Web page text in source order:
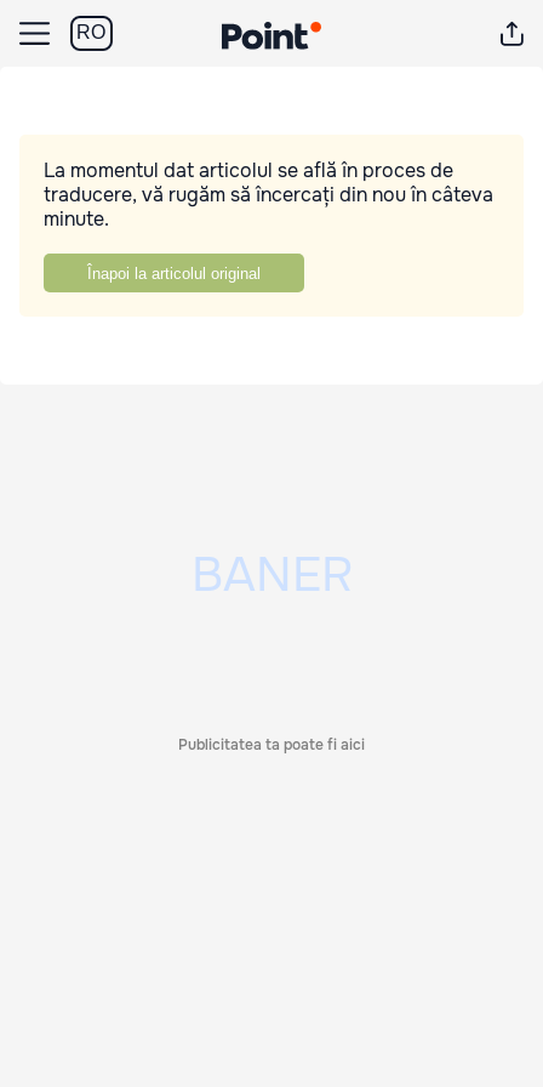
RO
La momentul dat articolul se află în proces de
traducere, vă rugăm să încercați din nou în câteva
minute.
Înapoi la articolul original
Publicitatea ta poate fi aici